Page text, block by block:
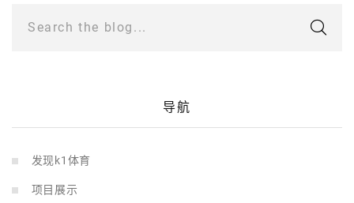
Search the blog...
导航
发现k1体育
项目展示